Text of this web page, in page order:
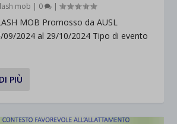
mob | 0 |
MOB Promosso da AUSL
09/2024 al 29/10/2024 Tipo di evento
PIÙ